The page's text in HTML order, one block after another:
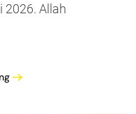
2026. Allah